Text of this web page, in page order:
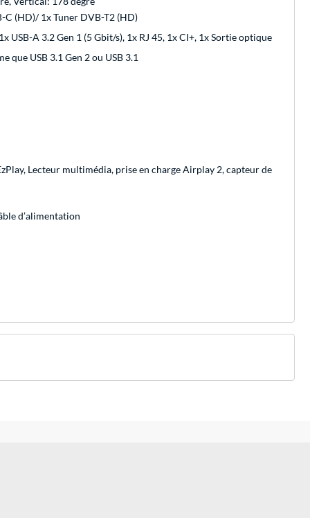
C (HD)/ 1x Tuner DVB-T2 (HD)
USB-A 3.2 Gen 1 (5 Gbit/s), 1x RJ 45, 1x CI+, 1x Sortie optique
que USB 3.1 Gen 2 ou USB 3.1
Lecteur multimédia, prise en charge Airplay 2, capteur de
d’alimentation